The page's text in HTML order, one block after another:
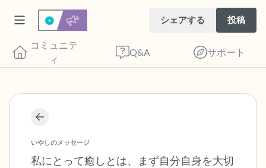
シェアする 投稿
コミュニテ
ィ
Q&A サポート
いやしのメッセージ
私にとって癒しとは、まず自分自身を大切
座り心地の良い場所を見つけてください。
目を軽く閉じて、深呼吸を数回します。鼻
から息を吸い（3つ数え）、口から息を吐